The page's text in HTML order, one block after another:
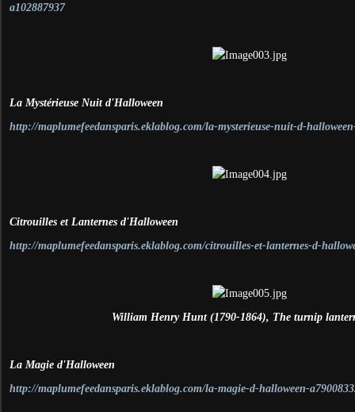
a102887937
La Mystérieuse Nuit d'Halloween
http://maplumefeedansparis.eklablog.com/la-mysterieuse-nuit-d-
Citrouilles et Lanternes d'Halloween
http://maplumefeedansparis.eklablog.com/citrouilles-et-lanternes-d-
William Henry Hunt (1790-1864), The turnip
La Magie d'Halloween
http://maplumefeedansparis.eklablog.com/la-magie-d-halloween-